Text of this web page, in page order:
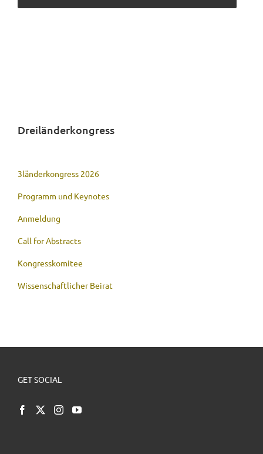
Dreiländerkongress
3länderkongress 2026
Programm und Keynotes
Anmeldung
Call for Abstracts
Kongresskomitee
Wissenschaftlicher Beirat
GET SOCIAL